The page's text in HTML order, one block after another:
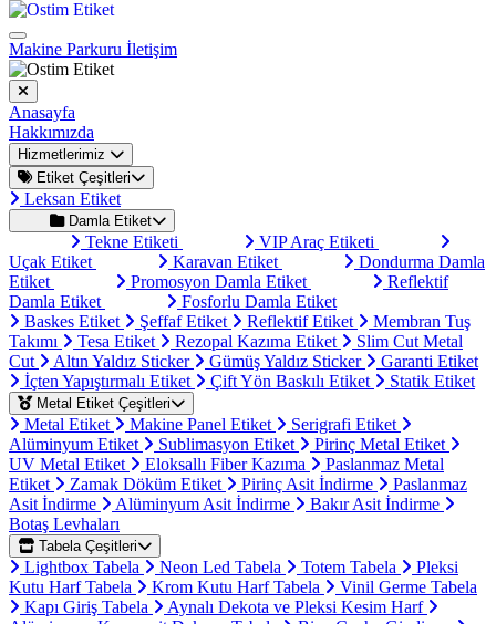
Makine Parkuru İletişim
Anasayfa
Hakkımızda
Hizmetlerimiz
Etiket Çeşitleri
Leksan Etiket
Damla Etiket
Tekne Etiketi
VIP Araç Etiketi
Uçak Etiket
Karavan Etiket
Dondurma Damla
Etiket
Promosyon Damla Etiket
Reflektif
Damla Etiket
Fosforlu Damla Etiket
Baskes Etiket
Şeffaf Etiket Reflektif Etiket
Membran Tuş
Takımı
Tesa Etiket Rezopal Kazıma Etiket
Slim Cut Metal
Cut
Altın Yaldız Sticker Gümüş Yaldız Sticker
Garanti Etiket
İçten Yapıştırmalı Etiket
Çift Yön Baskılı Etiket Statik Etiket
Metal Etiket Çeşitleri
Metal Etiket Makine Panel Etiket
Serigrafi Etiket
Alüminyum Etiket
Sublimasyon Etiket
Pirinç Metal Etiket
UV Metal Etiket
Eloksallı Fiber Kazıma
Paslanmaz Metal
Etiket
Zamak Döküm Etiket Pirinç Asit İndirme
Paslanmaz
Asit İndirme
Alüminyum Asit İndirme
Bakır Asit İndirme
Botaş Levhaları
Tabela Çeşitleri
Lightbox Tabela Neon Led Tabela Totem Tabela
Pleksi
Kutu Harf Tabela
Krom Kutu Harf Tabela
Vinil Germe Tabela
Kapı Giriş Tabela
Aynalı Dekota ve Pleksi Kesim Harf